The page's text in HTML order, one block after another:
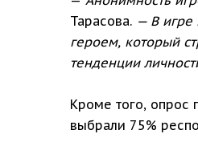
Тарасова. — В игре
героем, который
тенденции
Кроме того, опрос
выбрали 75%